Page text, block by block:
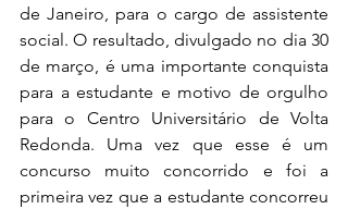
de Janeiro, para o cargo de assistente
social. O resultado, divulgado no dia 30
de março, é uma importante conquista
para a estudante e motivo de orgulho
para o Centro Universitário de Volta
Redonda. Uma vez que esse é um
concurso muito concorrido e foi a
primeira vez que a estudante concorreu